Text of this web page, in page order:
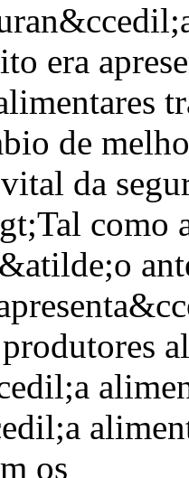
era
de
da
como
os